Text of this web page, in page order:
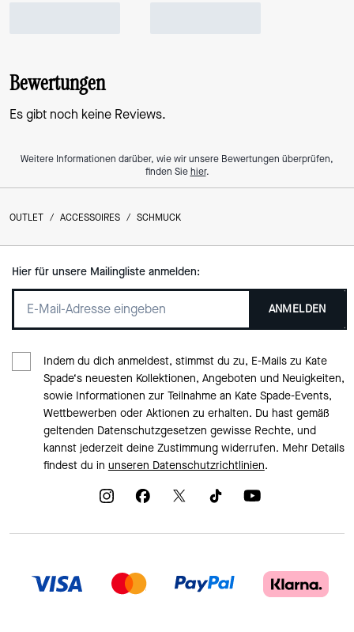
Bewertungen
Es gibt noch keine Reviews.
Weitere Informationen darüber, wie wir unsere Bewertungen überprüfen,
finden Siehier.
OUTLET / ACCESSOIRES / SCHMUCK
Hier für unsere Mailingliste anmelden:
ANMELDEN
Indem du dich anmeldest, stimmst du zu, E-Mails zu Kate
Spade‘s neuesten Kollektionen, Angeboten und Neuigkeiten,
sowie Informationen zur Teilnahme an Kate Spade-Events,
Wettbewerben oder Aktionen zu erhalten. Du hast gemäß
geltenden Datenschutzgesetzen gewisse Rechte, und
kannst jederzeit deine Zustimmung widerrufen. Mehr Details
findest du in unseren Datenschutzrichtlinien.